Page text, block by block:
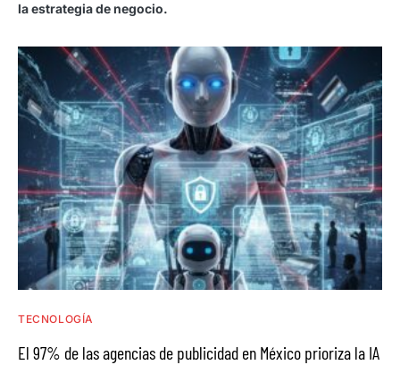
la estrategia de negocio.
TECNOLOGÍA
El 97% de las agencias de publicidad en México prioriza la IA